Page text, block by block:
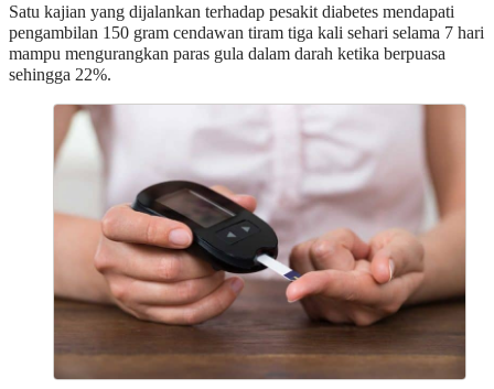
Satu kajian yang dijalankan terhadap pesakit diabetes mendapati
pengambilan 150 gram cendawan tiram tiga kali sehari selama 7 hari
mampu mengurangkan paras gula dalam darah ketika berpuasa
sehingga 22%.